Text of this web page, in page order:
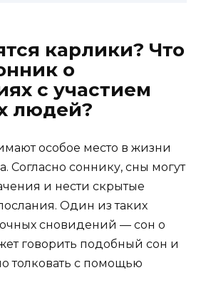
карлики? Что
о
с участием
людей?
особое место в жизни
Согласно соннику, сны могут
и нести скрытые
Один из таких
сновидений — сон о
говорить подобный сон и
толковать с помощью